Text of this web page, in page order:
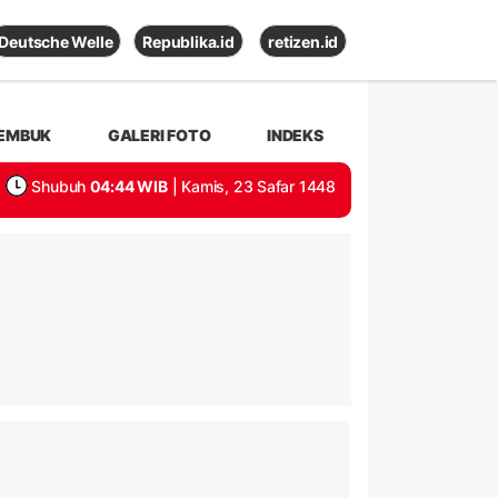
Deutsche Welle Republika.id retizen.id
GALERI FOTO INDEKS
Shubuh 04:44 WIB | Kamis, 23 Safar 1448